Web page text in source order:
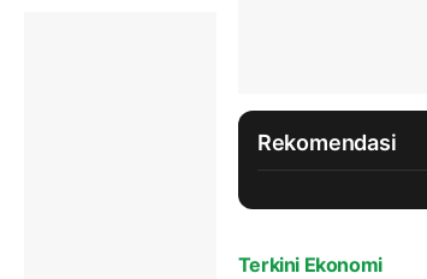
Rekomendasi
Terkini Ekonomi